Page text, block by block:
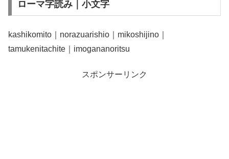
ローマ字読み｜小文字
kashikomito｜norazuarishio｜mikoshijino｜
tamukenitachite｜imogananoritsu
スポンサーリンク